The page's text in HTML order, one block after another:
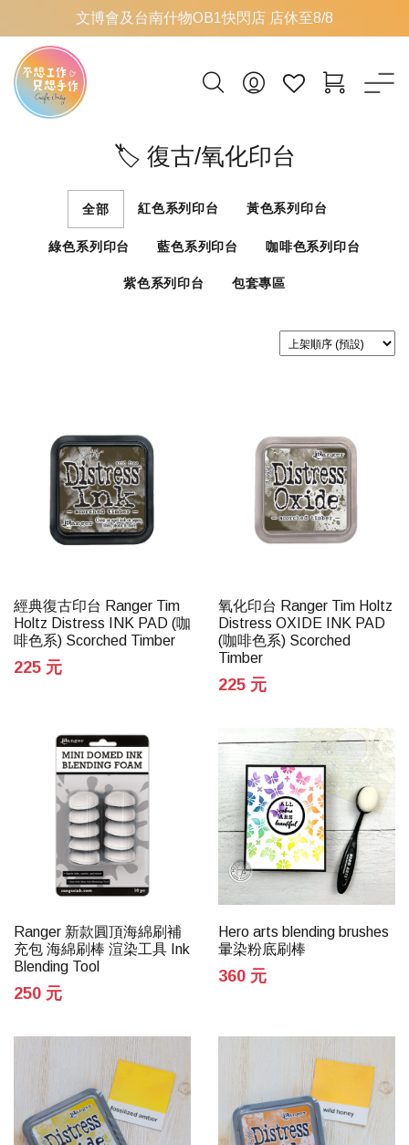
文博會及台南什物OB1快閃店 店休至8/8
🏷 復古/氧化印台
全部 紅色系列印台 黃色系列印台
綠色系列印台 藍色系列印台 咖啡色系列印台
紫色系列印台 包套專區
經典復古印台 Ranger Tim
Holtz Distress INK PAD (咖
啡色系) Scorched Timber
225 元
氧化印台 Ranger Tim Holtz
Distress OXIDE INK PAD
(咖啡色系) Scorched
Timber
225 元
Ranger 新款圓頂海綿刷補
充包 海綿刷棒 渲染工具 Ink
Blending Tool
250 元
Hero arts blending brushes
暈染粉底刷棒
360 元